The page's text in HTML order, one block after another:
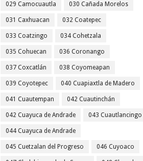
029 Camocuautla 030 Cañada Morelos
031 Caxhuacan 032 Coatepec
033 Coatzingo 034 Cohetzala
035 Cohuecan 036 Coronango
037 Coxcatlán 038 Coyomeapan
039 Coyotepec 040 Cuapiaxtla de Madero
041 Cuautempan 042 Cuautinchán
042 Cuayuca de Andrade 043 Cuautlancingo
044 Cuayuca de Andrade
045 Cuetzalan del Progreso 046 Cuyoaco